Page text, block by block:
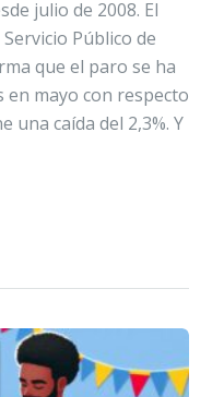
julio de 2008. El
Público de
que el paro se ha
en mayo con respecto
una caída del 2,3%. Y